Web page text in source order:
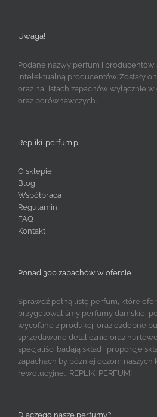
Uwaga!
Podane nazwy perfum i producentów
intelektualną producentów. Zostały
oraz na listach zapachów wyłącznie
oraz porównawczych.
Repliki-perfum.pl
O sklepie
Blog
Współpraca
Regulamin
FAQ
Kontakt
Ponad 300 zapachów w ofercie
Sprawdź pełną listę perfum, które
przygotowaliśmy perfumy damskie,
wycofane z produkcji oraz ozdobne
sprzedawane detalicznie oraz
specjaliści badają skład i proporcje
zapachach by później oczom naszych
rewolucyjne... REPLIKI PERFUM!
Dlaczego nasze perfumy?